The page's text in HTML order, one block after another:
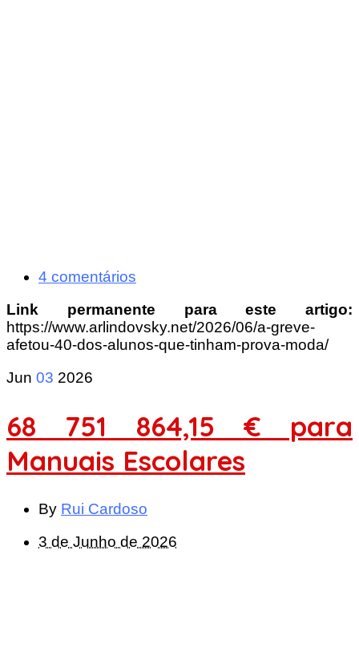
4 comentários
Link permanente para este artigo:
https://www.arlindovsky.net/2026/06/a-greve-
afetou-40-dos-alunos-que-tinham-prova-moda/
Jun 03 2026
68 751 864,15 € para
Manuais Escolares
By Rui Cardoso
3 de Junho de 2026